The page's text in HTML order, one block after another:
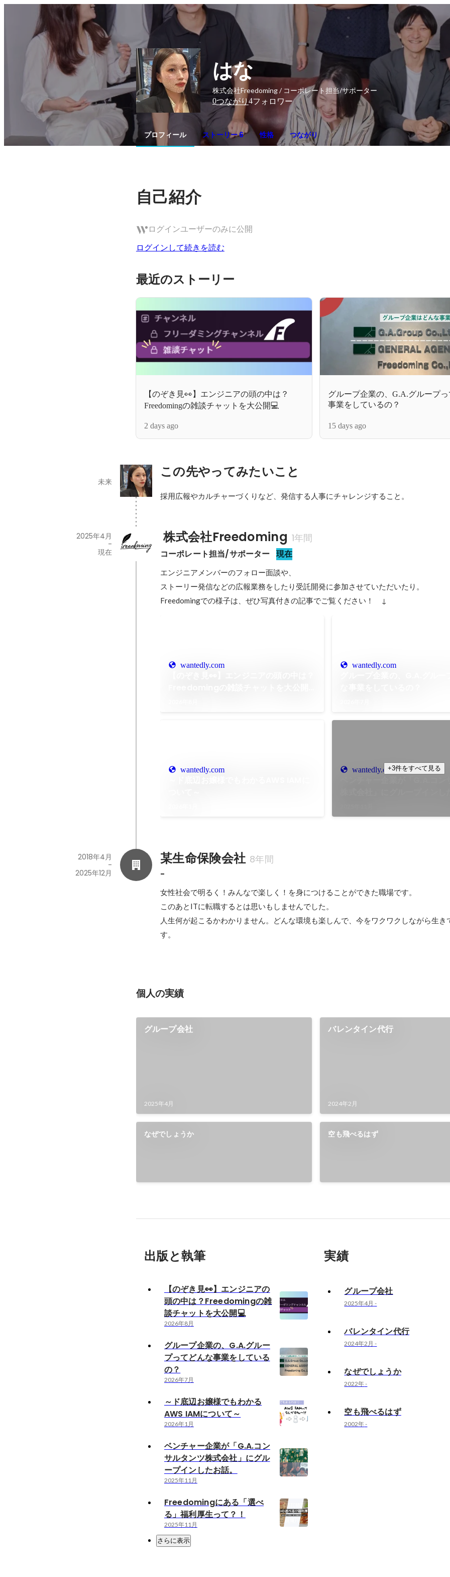
はな
株式会社Freedoming / コーポレート担当/サポーター
0つながり4フォロワー
プロフィール ストーリー 6 性格 つながり
自己紹介
ログインユーザーのみに公開
ログインして続きを読む
最近のストーリー
【のぞき見👀】エンジニアの頭の中は？
Freedomingの雑談チャットを大公開💻
2 days ago
グループ企業の、G.A.グループ
事業をしているの？
15 days ago
この先やってみたいこと
未来
採用広報やカルチャーづくりなど、発信する人事にチャレンジすること。
株式会社Freedoming 1年間
コーポレート担当/サポーター 現在
2025年4月
-
現在
エンジニアメンバーのフォロー面談や、
ストーリー発信などの広報業務をしたり受託開発に参加させていただいたり。
Freedomingでの様子は、ぜひ写真付きの記事でご覧ください！　↓
wantedly.com wantedly.com
wantedly.com wantedly.com+3件をすべて見る
某生命保険会社 8年間
-
2018年4月
-
2025年12月
女性社会で明るく！みんなで楽しく！を身につけることができた職場です。
このあとITに転職するとは思いもしませんでした。
人生何が起こるかわかりません。どんな環境も楽しんで、今をワクワクしながら生き
す。
個人の実績
グループ会社
2025年4月
バレンタイン代行
2024年2月
なぜでしょうか 空も飛べるはず
出版と執筆
【のぞき見👀】エンジニアの
頭の中は？Freedomingの雑
談チャットを大公開💻
2026年8月
グループ企業の、G.A.グルー
プってどんな事業をしている
の？
2026年7月
～ド底辺お嬢様でもわかる
AWS IAMについて～
2026年1月
ベンチャー企業が「G.A.コン
サルタンツ株式会社」にグル
ープインしたお話。
2025年11月
Freedomingにある「選べ
る」福利厚生って？！
2025年11月
さらに表示
実績
グループ会社
2025年4月 -
バレンタイン代行
2024年2月 -
なぜでしょうか
2022年-
空も飛べるはず
2002年-